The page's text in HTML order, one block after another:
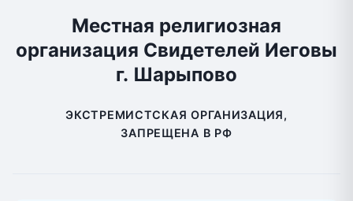
Местная религиозная
организация Свидетелей Иеговы
г. Шарыпово
ЭКСТРЕМИСТСКАЯ ОРГАНИЗАЦИЯ,
ЗАПРЕЩЕНА В РФ